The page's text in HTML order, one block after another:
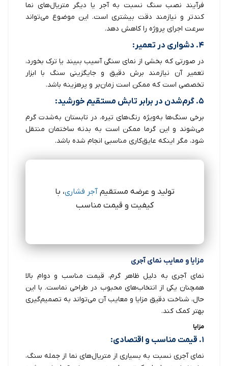
فرآیند نصب سنگ نسبت به آجر یا دیگر متریال‌های نما
کندتر و نیازمند دقت بیشتری است. این موضوع می‌تواند
سرعت اجرای پروژه را کاهش دهد.
۴. دشواری در تعمیر:
در صورتی که بخشی از نمای سنگی آسیب ببیند یا ترک بخورد،
تعمیر آن نیازمند برش دقیق و جایگزینی سنگ با ابزار
تخصصی است که ممکن است زمان‌بر و پرهزینه باشد.
۵. گرم‌شدن در برابر تابش مستقیم خورشید:
برخی سنگ‌ها به‌ویژه رنگ‌های تیره، در تابستان به‌شدت گرم
می‌شوند و این گرما ممکن است به بدنه ساختمان منتقل
شود، مگر اینکه عایق‌کاری مناسبی انجام شده باشد.
تولید و عرضه مستقیم آجر فشاری، با
کیفیت و قیمت مناسب
مزایا و معایب نمای آجری
نمای آجری به دلیل ظاهر گرم، قیمت مناسب و دوام بالا
همچنان یکی از انتخاب‌های محبوب در طراحی نماست. با این
حال، شناخت دقیق مزایا و معایب آن می‌تواند به تصمیم‌گیری
بهتر کمک کند.
مزایا
۱. قیمت مناسب و اقتصادی:
نمای آجری نسبت به بسیاری از متریال‌های نما از جمله سنگ،